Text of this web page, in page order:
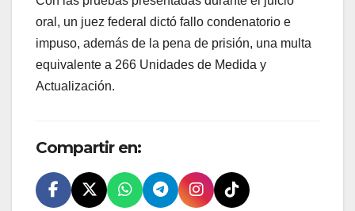
oral, un juez federal dictó fallo condenatorio e
impuso, además de la pena de prisión, una multa
equivalente a 266 Unidades de Medida y
Actualización.
Compartir en: